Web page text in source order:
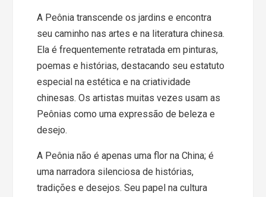
A Peônia transcende os jardins e encontra
seu caminho nas artes e na literatura chinesa.
Ela é frequentemente retratada em pinturas,
poemas e histórias, destacando seu estatuto
especial na estética e na criatividade
chinesas. Os artistas muitas vezes usam as
Peônias como uma expressão de beleza e
desejo.
A Peônia não é apenas uma flor na China; é
uma narradora silenciosa de histórias,
tradições e desejos. Seu papel na cultura